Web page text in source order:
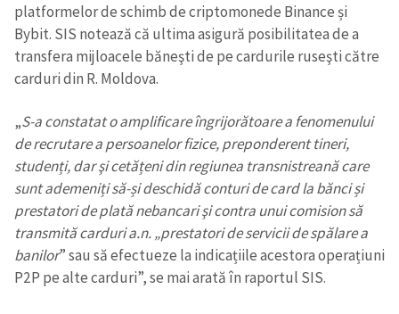
platformelor de schimb de criptomonede Binance și
Bybit. SIS notează că ultima asigură posibilitatea de a
transfera mijloacele băneşti de pe cardurile ruseşti către
carduri din R. Moldova.
„S-a constatat o amplificare îngrijorătoare a fenomenului
de recrutare a persoanelor fizice, preponderent tineri,
studenți, dar şi cetățeni din regiunea transnistreană care
sunt ademeniți să-și deschidă conturi de card la bănci și
prestatori de plată nebancari şi contra unui comision să
transmită carduri a.n. „prestatori de servicii de spălare a
banilor” sau să efectueze la indicațiile acestora operațiuni
P2P pe alte carduri”, se mai arată în raportul SIS.